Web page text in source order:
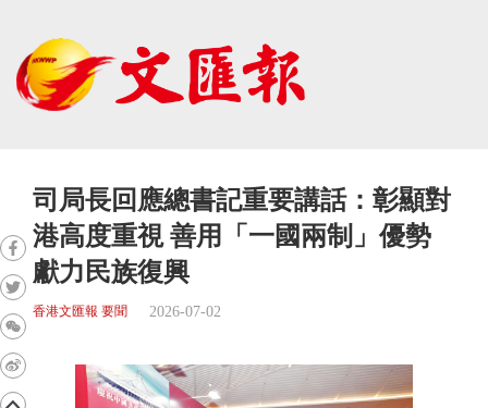
司局長回應總書記重要講話：彰顯對
港高度重視 善用「一國兩制」優勢
獻力民族復興
香港文匯報 要聞 2026-07-02